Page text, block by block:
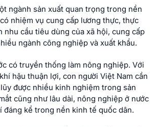
ngành sản xuất quan trọng trong nền
nhiệm vụ cung cấp lương thực, thực
nhu cầu tiêu dùng của xã hội, cung cấp
ngành công nghiệp và xuất khẩu.
có truyền thống làm nông nghiệp. Với
hậu thuận lợi, con người Việt Nam cần
được nhiều kinh nghiệm trong sản
cũng như lâu dài, nông nghiệp ở nước
đáng kể trong nền kinh tế quốc dân.